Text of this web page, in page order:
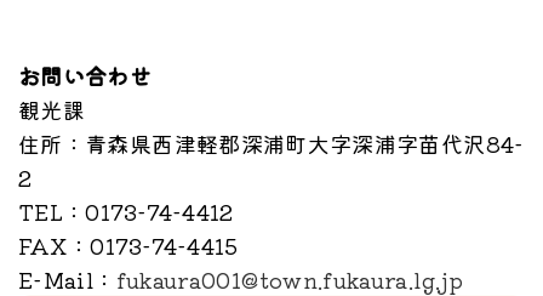
お問い合わせ
観光課
住所 ：青森県西津軽郡深浦町大字深浦字苗代沢84-
2
TEL ：0173-74-4412
FAX ：0173-74-4415
E-Mail ： fukaura001@town.fukaura.lg.jp